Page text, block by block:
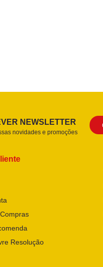
NEWSLETTER
novidades e promoções
Resolução